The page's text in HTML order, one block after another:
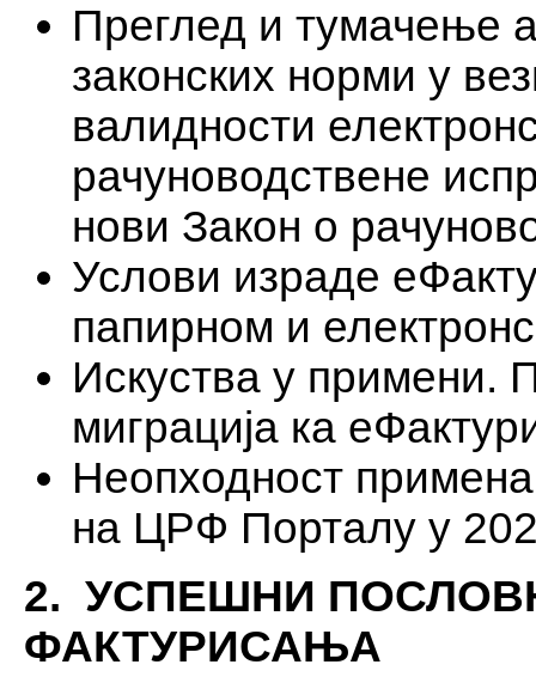
Преглед и тумачење
законских норми у
валидности
рачуноводствене
нови Закон о
Услови израде
папирном и
Искуства у примени.
миграција ка
Неопходност
на ЦРФ Порталу у
2. УСПЕШНИ
ФАКТУРИСАЊА